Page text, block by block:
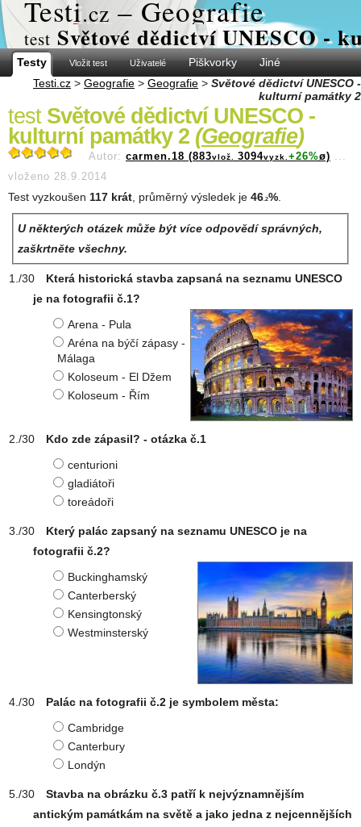
Testi.cz – Geografie
test Světové dědictví UNESCO -
Testy Vložit test Uživatelé Piškvorky
Jiné
Testi.cz > Geografie > Geografie > Světové dědictví UNESCO -
kulturní památky 2
test Světové dědictví UNESCO -
kulturní památky 2 (Geografie)
Autor: carmen.18 (883vlož. 3094vyzk. +26%ø) ...
vloženo 28.9.2014
Test vyzkoušen 117 krát , průměrný výsledek je 46 .2%
U některých otázek může být více odpovědí správných,
zaškrtněte všechny.
Která historická stavba zapsaná na seznamu UNESCO
je na fotografii č.1?
Arena - Pula
Aréna na býčí zápasy -
Málaga
Koloseum - El Džem
Koloseum - Řím
Kdo zde zápasil? - otázka č.1
centurioni
gladiátoři
toreádoři
Který palác zapsaný na seznamu UNESCO je na
fotografii č.2?
Buckinghamský
Canterberský
Kensingtonský
Westminsterský
Palác na fotografii č.2 je symbolem města:
Cambridge
Canterbury
Londýn
Stavba na obrázku č.3 patří k nejvýznamnějším
antickým památkám na světě a jako jedna z nejcennějších